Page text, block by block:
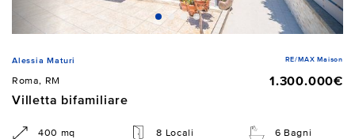
Alessia Maturi RE/MAX Maison
Roma, RM
1.300.000€
Villetta bifamiliare
400 mq 8 Locali 6 Bagni